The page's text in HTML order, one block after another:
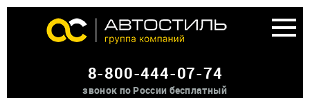
Аренда доп оборудования
О нас
8-800-444-07-74
звонок по России бесплатный